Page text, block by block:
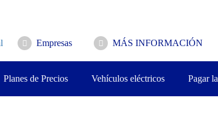
Empresas MÁS INFORMACIÓN
Planes de Precios Vehículos eléctricos Pagar